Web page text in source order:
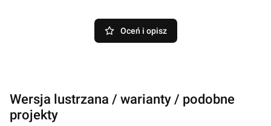
Oceń i opisz
Wersja lustrzana / warianty / podobne
projekty